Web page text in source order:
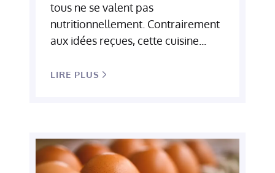
tous ne se valent pas
nutritionnellement. Contrairement
aux idées reçues, cette cuisine...
LIRE PLUS